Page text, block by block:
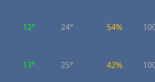
12° 24° 54%
13° 25° 42%